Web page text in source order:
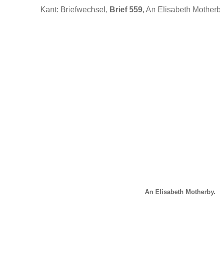
Kant: Briefwechsel, Brief 559, An Elisabeth
An Elisabeth Motherby.